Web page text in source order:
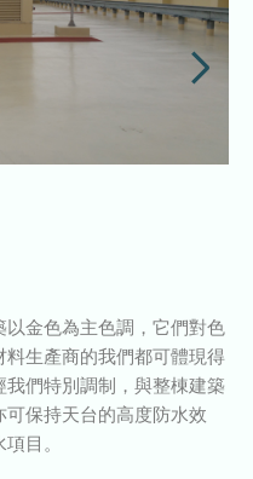
金色為主色調，它們對色
生產商的我們都可體現得
們特別調制，與整棟建築
保持天台的高度防水效
目。